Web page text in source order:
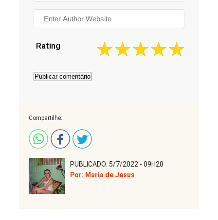
Rating
Compartilhe:
PUBLICADO: 5/7/2022 - 09H28
Por: Maria de Jesus